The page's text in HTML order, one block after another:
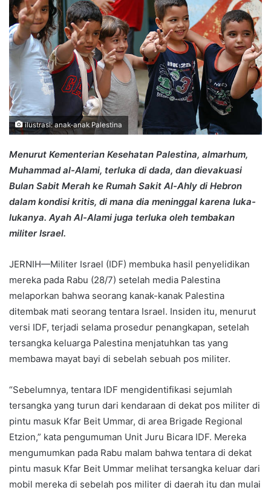
ilustrasi: anak-anak Palestina
Menurut Kementerian Kesehatan Palestina, almarhum,
Muhammad al-Alami, terluka di dada, dan dievakuasi
Bulan Sabit Merah ke Rumah Sakit Al-Ahly di Hebron
dalam kondisi kritis, di mana dia meninggal karena luka-
lukanya. Ayah Al-Alami juga terluka oleh tembakan
militer Israel.
JERNIH—Militer Israel (IDF) membuka hasil penyelidikan
mereka pada Rabu (28/7) setelah media Palestina
melaporkan bahwa seorang kanak-kanak Palestina
ditembak mati seorang tentara Israel. Insiden itu, menurut
versi IDF, terjadi selama prosedur penangkapan, setelah
tersangka keluarga Palestina menjatuhkan tas yang
membawa mayat bayi di sebelah sebuah pos militer.
“Sebelumnya, tentara IDF mengidentifikasi sejumlah
tersangka yang turun dari kendaraan di dekat pos militer di
pintu masuk Kfar Beit Ummar, di area Brigade Regional
Etzion,” kata pengumuman Unit Juru Bicara IDF. Mereka
mengumumkan pada Rabu malam bahwa tentara di dekat
pintu masuk Kfar Beit Ummar melihat tersangka keluar dari
mobil mereka di sebelah pos militer di daerah itu dan mulai